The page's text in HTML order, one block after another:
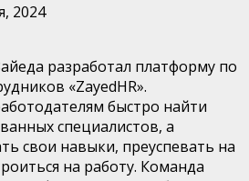
2024
разработал платформу по
«ZayedHR».
быстро найти
специалистов, а
свои навыки, преуспевать на
на работу. Команда